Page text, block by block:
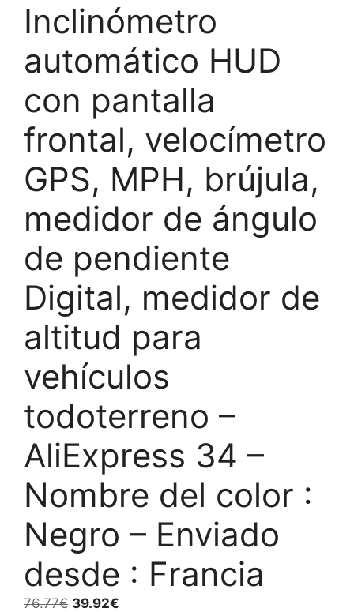
Inclinómetro
automático HUD
con pantalla
frontal, velocímetro
GPS, MPH, brújula,
medidor de ángulo
de pendiente
Digital, medidor de
altitud para
vehículos
todoterreno –
AliExpress 34 –
Nombre del color :
Negro – Enviado
desde : Francia
76.77€ El
39.92€